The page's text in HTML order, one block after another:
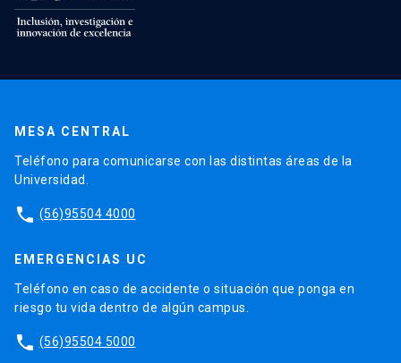
MESA CENTRAL
Teléfono para comunicarse con las distintas áreas de la
Universidad.
phone (56)95504 4000
EMERGENCIAS UC
Teléfono en caso de accidente o situación que ponga en
riesgo tu vida dentro de algún campus.
phone (56)95504 5000